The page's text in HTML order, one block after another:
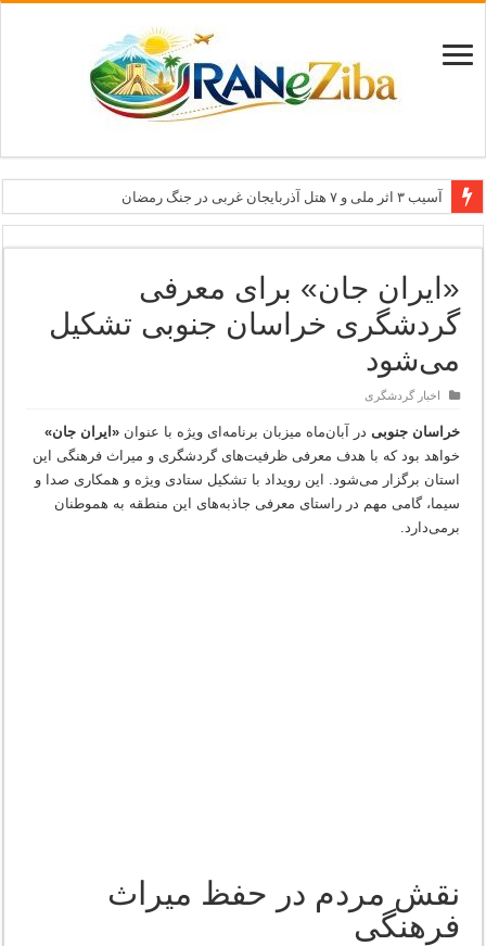
آسیب ۳ اثر ملی و ۷ هتل آذربایجان غربی در جنگ رمضان
۶۸۱ میلیارد ریال تسهیلات برای توسعه گردشگری گلستان
تاب‌آوری؛ سرمایه پنهان تهران برای بازسازی برند شهری
«ایران جان» برای معرفی
گردشگری خراسان جنوبی تشکیل
می‌شود
اخبار گردشگری
خراسان جنوبی در آبان‌ماه میزبان برنامه‌ای ویژه با عنوان«ایران جان»
خواهد بود که با هدف معرفی ظرفیت‌های گردشگری و میراث فرهنگی این
استان برگزار می‌شود. این رویداد با تشکیل ستادی ویژه و همکاری صدا و
سیما، گامی مهم در راستای معرفی جاذبه‌های این منطقه به هموطنان
برمی‌دارد.
نقش مردم در حفظ میراث
فرهنگی